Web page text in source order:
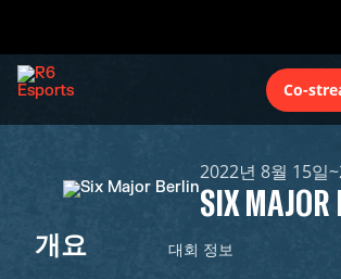
Co-
2022년 8월 15일
SIX MAJOR
개요 대회 정보